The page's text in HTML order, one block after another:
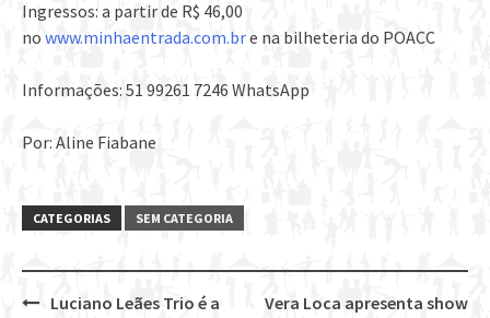
Ingressos: a partir de R$ 46,00
no www.minhaentrada.com.bre na bilheteria do POACC
Informações: 51 99261 7246 WhatsApp
Por: Aline Fiabane
CATEGORIAS SEM CATEGORIA
Vera Loca apresenta show
Luciano Leães Trio é a